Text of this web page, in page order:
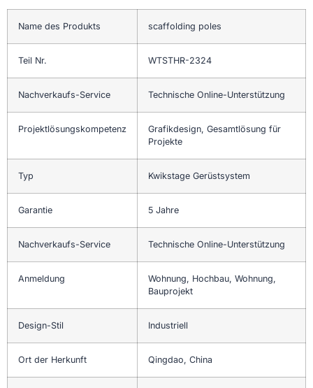
Name des Produkts scaffolding poles
Teil Nr. WTSTHR-2324
Nachverkaufs-Service Technische Online-Unterstützung
Projektlösungskompetenz
Grafikdesign, Gesamtlösung für
Projekte
Typ Kwikstage Gerüstsystem
Garantie 5 Jahre
Nachverkaufs-Service Technische Online-Unterstützung
Anmeldung
Wohnung, Hochbau, Wohnung,
Bauprojekt
Design-Stil Industriell
Ort der Herkunft Qingdao, China